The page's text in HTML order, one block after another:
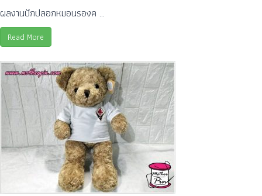
ผลงานปักปลอกหมอนรองค ...
Read More